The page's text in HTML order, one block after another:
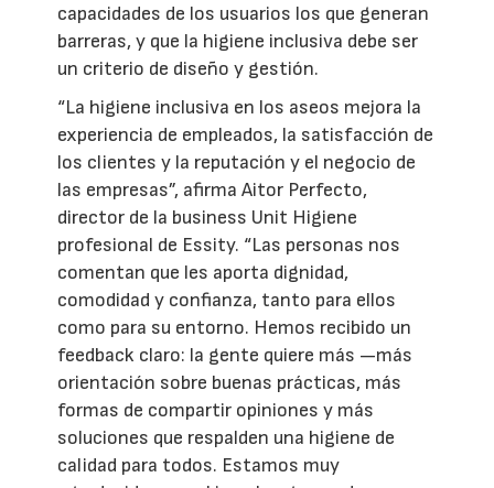
capacidades de los usuarios los que generan
barreras, y que la higiene inclusiva debe ser
un criterio de diseño y gestión.
“La higiene inclusiva en los aseos mejora la
experiencia de empleados, la satisfacción de
los clientes y la reputación y el negocio de
las empresas”, afirma Aitor Perfecto,
director de la business Unit Higiene
profesional de Essity. “Las personas nos
comentan que les aporta dignidad,
comodidad y confianza, tanto para ellos
como para su entorno. Hemos recibido un
feedback claro: la gente quiere más —más
orientación sobre buenas prácticas, más
formas de compartir opiniones y más
soluciones que respalden una higiene de
calidad para todos. Estamos muy